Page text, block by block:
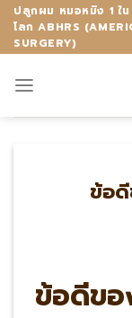
Skip
content
ปลูกผม หมอหมิง 1 ใ
โลก ABHRS
SURGERY)
ข้อ
ข้อดีขอ